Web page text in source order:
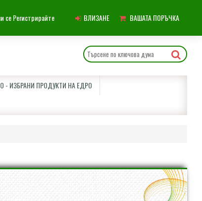
се Регистрирайте
меню ВЛИЗАНЕ ВАШАТА ПОРЪЧКА
- ИЗБРАНИ ПРОДУКТИ НА ЕДРО